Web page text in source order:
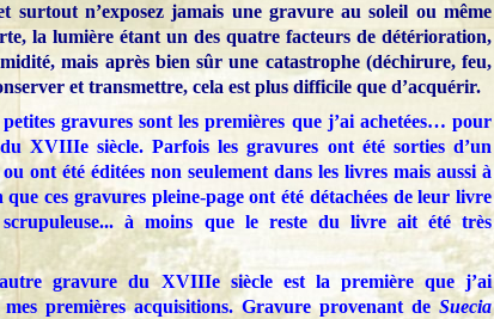
n’exposez jamais une gravure au soleil ou même
la lumière étant un des quatre facteurs de détérioration,
mais après bien sûr une catastrophe (déchirure, feu,
et transmettre, cela est plus difficile que d’acquérir.
gravures sont les premières que j’ai achetées… pour
XVIIIe siècle. Parfois les gravures ont été sorties d’un
ont été éditées non seulement dans les livres mais aussi à
ces gravures pleine-page ont été détachées de leur livre
à moins que le reste du livre ait été très
gravure du XVIIIe siècle est la première que j’ai
premières acquisitions. Gravure provenant de Suecia